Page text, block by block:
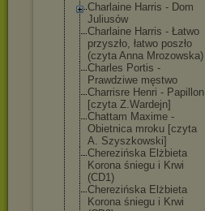
Charlaine Harris - Dom
Juliusów
Charlaine Harris - Łatwo
przyszło, łatwo poszło
(czyta Anna Mrozowska)
Charles Portis -
Prawdziwe męstwo
Charrisre Henri - Papillon
[czyta Z.Wardejn]
Chattam Maxime -
Obietnica mroku [czyta
A. Szyszkowski]
Cherezińska Elżbieta
Korona śniegu i Krwi
(CD1)
Cherezińska Elżbieta
Korona śniegu i Krwi